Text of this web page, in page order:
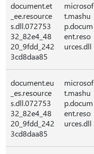
document.et
_ee.resource
s.dll.072753
32_82e4_48
20_9fdd_242
3cd8daa85
microsof
t.mashu
p.docum
ent.reso
urces.dll
document.eu
_es.resource
s.dll.072753
32_82e4_48
20_9fdd_242
3cd8daa85
microsof
t.mashu
p.docum
ent.reso
urces.dll